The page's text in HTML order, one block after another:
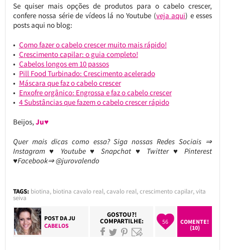
Se quiser mais opções de produtos para o cabelo crescer,
confere nossa série de vídeos lá no Youtube (veja aqui) e esses
posts aqui no blog:
Como fazer o cabelo crescer muito mais rápido!
Crescimento capilar: o guia completo!
Cabelos longos em 10 passos
Pill Food Turbinado: Crescimento acelerado
Máscara que faz o cabelo crescer
Enxofre orgânico: Engrossa e faz o cabelo crescer
4 Substâncias que fazem o cabelo crescer rápido
Beijos, Ju♥
Quer mais dicas como essa? Siga nossas Redes Sociais ⇒
Instagram ♥ Youtube ♥ Snapchat ♥ Twitter ♥ Pinterest
♥Facebook⇒ @jurovalendo
TAGS: biotina, biotina cavalo real,cavalo real,crescimento capilar,vita
seiva
POST DAJU
CABELOS
GOSTOU?!
COMPARTILHE: 56
COMENTE!
(10)